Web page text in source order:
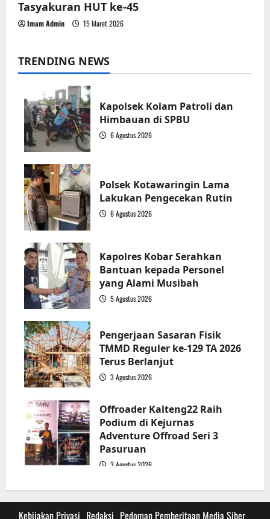
Tasyakuran HUT ke-45
Imam Admin 15 Maret 2026
TRENDING NEWS
Kapolsek Kolam Patroli dan
Himbauan di SPBU
6 Agustus 2026
Polsek Kotawaringin Lama
Lakukan Pengecekan Rutin
6 Agustus 2026
Kapolres Kobar Serahkan
Bantuan kepada Personel
yang Alami Musibah
5 Agustus 2026
Pengerjaan Sasaran Fisik
TMMD Reguler ke-129 TA 2026
Terus Berlanjut
3 Agustus 2026
Offroader Kalteng22 Raih
Podium di Kejurnas
Adventure Offroad Seri 3
Pasuruan
3 Agustus 2026
Kebijakan Privasi Redaksi Pedoman Pemberitaan Media Siber